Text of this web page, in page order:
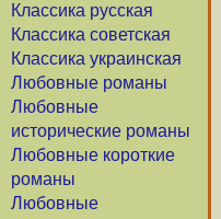
Классика русская
Классика советская
Классика украинская
Любовные романы
Любовные
исторические романы
Любовные короткие
романы
Любовные